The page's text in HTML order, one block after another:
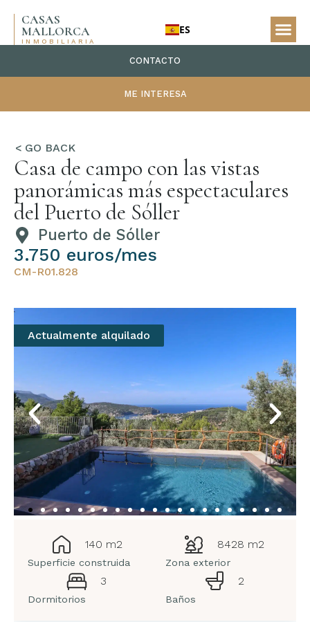
CASAS
MALLORCA
INMOBILIARIA
ES
CONTACTO
ME INTERESA
Casa de campo con las vistas
panorámicas más espectaculares
del Puerto de Sóller
Puerto de Sóller
3.750 euros/mes
CM-R01.828
Actualmente alquilado
140 m2
Superficie construida
8428 m2
Zona exterior
3
Dormitorios
2
Baños